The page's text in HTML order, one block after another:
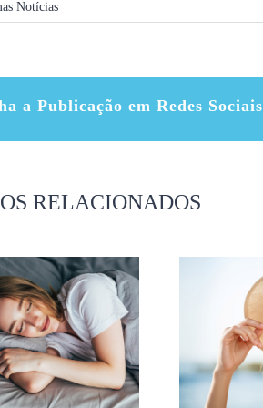
Notícias
a Publicação em Redes
RELACIONADOS